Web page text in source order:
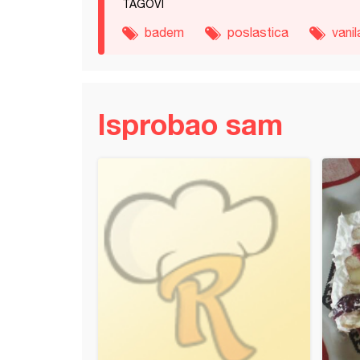
TAGOVI
badem poslastica
Isprobao sam